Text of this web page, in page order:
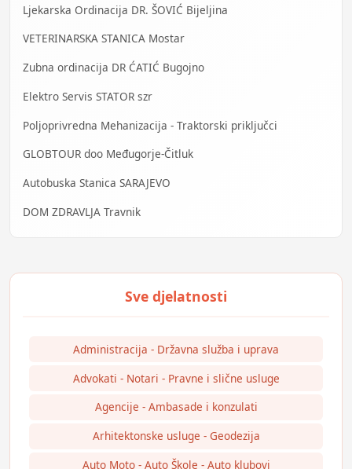
Ljekarska Ordinacija DR. ŠOVIĆ Bijeljina
VETERINARSKA STANICA Mostar
Zubna ordinacija DR ĆATIĆ Bugojno
Elektro Servis STATOR szr
Poljoprivredna Mehanizacija - Traktorski priključci
GLOBTOUR doo Međugorje-Čitluk
Autobuska Stanica SARAJEVO
DOM ZDRAVLJA Travnik
Administracija - Državna služba i uprava
Advokati - Notari - Pravne i slične usluge
Agencije - Ambasade i konzulati
Arhitektonske usluge - Geodezija
Auto Moto - Auto Škole - Auto klubovi